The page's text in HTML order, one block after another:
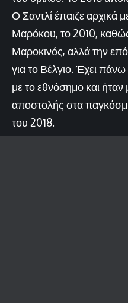
Ο Σαντλί έπαιζε αρχικά
Μαρόκου, το 2010,
Μαροκινός, αλλά την
για το Βέλγιο. Έχει
με το εθνόσημο και ήταν
αποστολής στα
του 2018.